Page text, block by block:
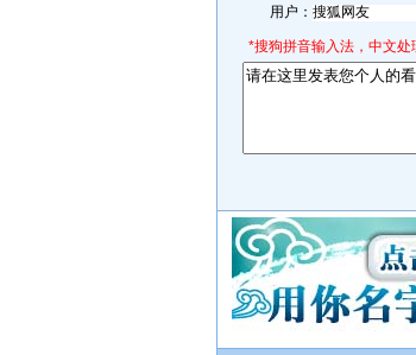
用户：
*搜狗拼音输入法，中文处